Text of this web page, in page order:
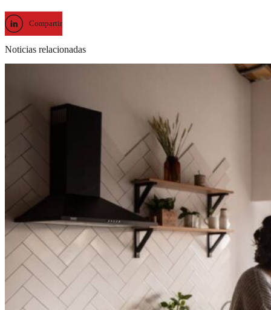
Compartir
Noticias relacionadas